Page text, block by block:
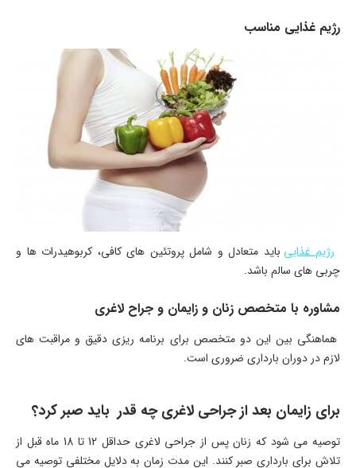
رژیم غذایی مناسب
رژیم غذایی باید متعادل و شامل پروتئین ‌های کافی، کربوهیدرات‌ ها و
چربی ‌های سالم باشد.
مشاوره با متخصص زنان و زایمان و جراح لاغری
هماهنگی بین این دو متخصص برای برنامه ‌ریزی دقیق و مراقبت ‌های
لازم در دوران بارداری ضروری است.
برای زایمان بعد از جراحی لاغری چه قدر باید صبر کرد؟
توصیه می ‌شود که زنان پس از جراحی لاغری حداقل 12 تا 18 ماه قبل از
تلاش برای بارداری صبر کنند. این مدت زمان به دلایل مختلفی توصیه می